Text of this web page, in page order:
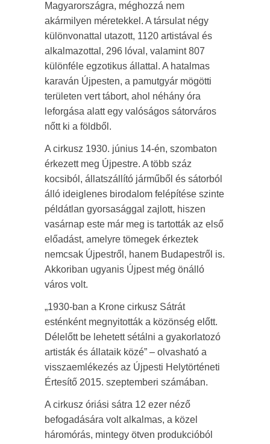
Magyarországra, méghozzá nem
akármilyen méretekkel. A társulat négy
különvonattal utazott, 1120 artistával és
alkalmazottal, 296 lóval, valamint 807
különféle egzotikus állattal. A hatalmas
karaván Újpesten, a pamutgyár mögötti
területen vert tábort, ahol néhány óra
leforgása alatt egy valóságos sátorváros
nőtt ki a földből.
A cirkusz 1930. június 14-én, szombaton
érkezett meg Újpestre. A több száz
kocsiból, állatszállító járműből és sátorból
álló ideiglenes birodalom felépítése szinte
példátlan gyorsasággal zajlott, hiszen
vasárnap este már meg is tartották az első
előadást, amelyre tömegek érkeztek
nemcsak Újpestről, hanem Budapestről is.
Akkoriban ugyanis Újpest még önálló
város volt.
„1930-ban a Krone cirkusz Sátrát
esténként megnyitották a közönség előtt.
Délelőtt be lehetett sétálni a gyakorlatozó
artisták és állataik közé” – olvasható a
visszaemlékezés az Újpesti Helytörténeti
Értesítő 2015. szeptemberi számában.
A cirkusz óriási sátra 12 ezer néző
befogadására volt alkalmas, a közel
háromórás, mintegy ötven produkcióból